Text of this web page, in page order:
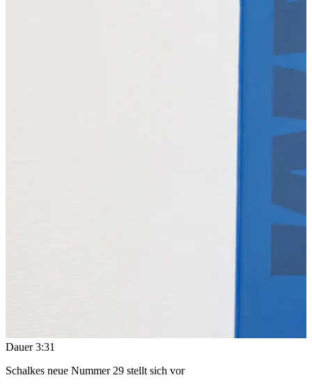
Dauer3:31
Schalkes neue Nummer 29 stellt sich vor